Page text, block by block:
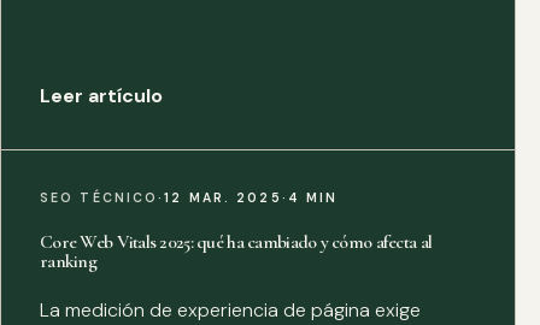
Leer artículo
SEO TÉCNICO·12 MAR. 2025 · 4 MIN
Core Web Vitals 2025: qué ha cambiado y cómo afecta al
ranking
La medición de experiencia de página exige